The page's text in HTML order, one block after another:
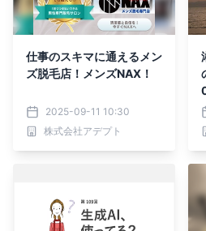
仕事のスキマに通えるメン
ズ脱毛店！メンズNAX！
2025-09-11 10:30
株式会社アデプト